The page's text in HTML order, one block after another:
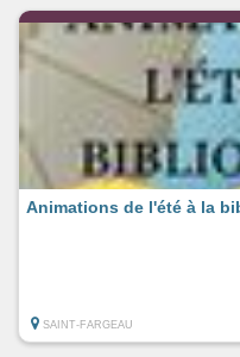
Animations de l'été à la
SAINT-FARGEAU